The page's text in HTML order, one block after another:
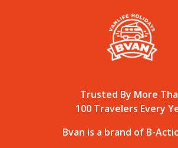
Trusted By More
100 Travelers Every
Bvan is a brand of B-